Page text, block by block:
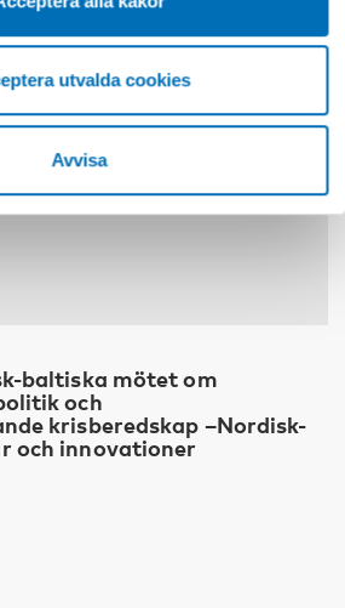
utvalda cookies
Avvisa
baltiska mötet om
och
krisberedskap –Nordisk-
och innovationer